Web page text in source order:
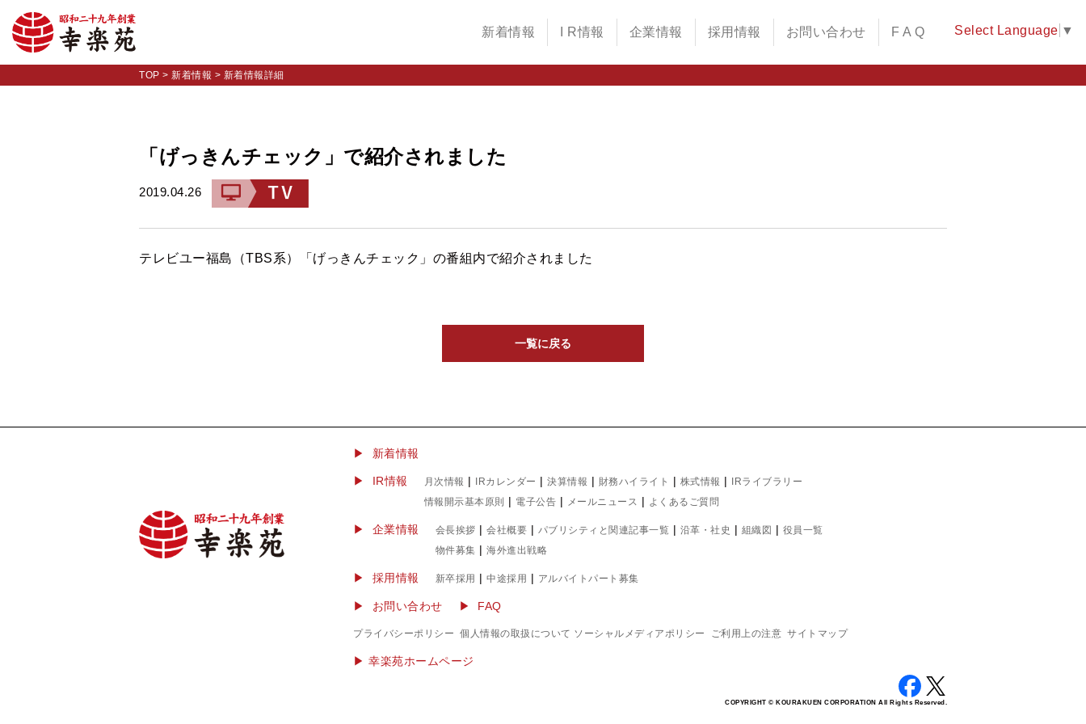
新着情報 I R情報 企業情報 採用情報 お問い合わせ F A Q Select Language ▼
TOP > 新着情報 > 新着情報詳細
「げっきんチェック」で紹介されました
2019.04.26
テレビユー福島（TBS系）「げっきんチェック」の番組内で紹介されました
一覧に戻る
▶ 新着情報
IR情報 月次情報 | IRカレンダー | 決算情報 | 財務ハイライト | 株式情報 |
IRライブラリー
情報開示基本原則
| 電子公告 | メールニュース | よくあるご質問
企業情報 会長挨拶 | 会社概要 | パブリシティと関連記事一覧 | 沿革・社史 | 組織図 | 役員一覧
物件募集 | 海外進出戦略
採用情報 新卒採用 | 中途採用 | アルバイトパート募集
お問い合わせ FAQ
プライバシーポリシー 個人情報の取扱について ソーシャルメディアポリシー ご利用上の注意 サイトマップ
▶︎ 幸楽苑ホームページ
COPYRIGHT © KOURAKUEN CORPORATION All Rights Reserved.